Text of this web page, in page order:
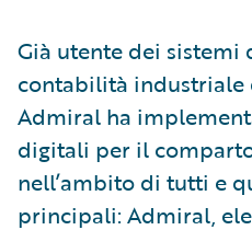
Già utente dei
contabilità industriale
Admiral ha
digitali per il
nell’ambito di tutti e
principali: Admiral,